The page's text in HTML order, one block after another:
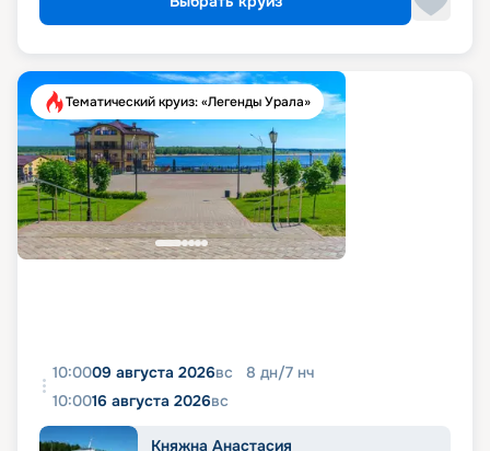
Тематический круиз: «Легенды Урала»
10:0009 августа 2026вс 8 дн/7 нч
10:0016 августа 2026вс
Княжна Анастасия